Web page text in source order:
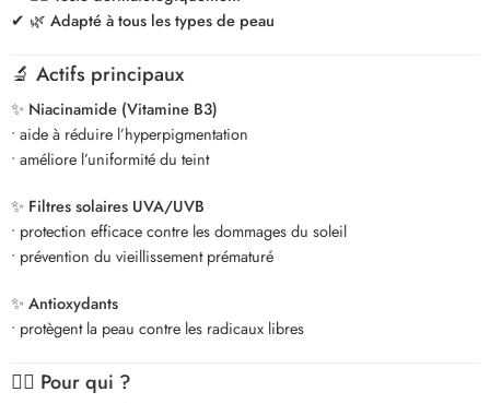
✔ 🌿 Adapté à tous les types de peau
🔬 Actifs principaux
✨ Niacinamide (Vitamine B3)
• aide à réduire l’hyperpigmentation
• améliore l’uniformité du teint
✨ Filtres solaires UVA/UVB
• protection efficace contre les dommages du soleil
• prévention du vieillissement prématuré
✨Antioxydants
• protègent la peau contre les radicaux libres
🧑‍⚕️ Pour qui ?